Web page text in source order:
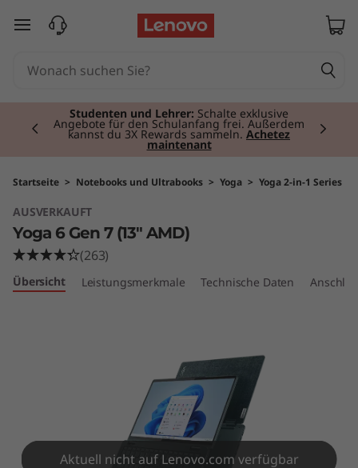
Y
G
e
n
7
zum Hauptinhalt springen
Studenten und Lehrer: Schalte exklusive
Angebote für den Schulanfang frei. Außerdem
kannst du 3X Rewards sammeln. Achetez
maintenant
Currently displaying item 2 of 3
Startseite > Notebooks und Ultrabooks > Yoga > Yoga 2-in-1 Series
AUSVERKAUFT
Yoga 6 Gen 7 (13" AMD)
(263)
Übersicht Leistungsmerkmale Technische Daten
Aktuell nicht auf Lenovo.com verfügbar